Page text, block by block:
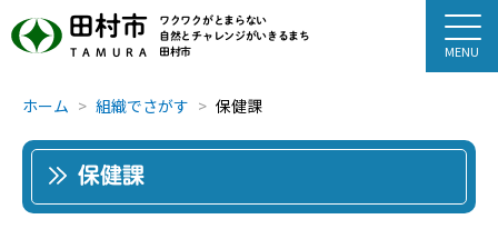
田村市
TAMURA
ワクワクがとまらない
自然とチャレンジがいきるまち
田村市
ホーム 組織でさがす 保健課
保健課